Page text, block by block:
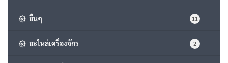
อื่นๆ 11
อะไหล่เครื่องจักร 2